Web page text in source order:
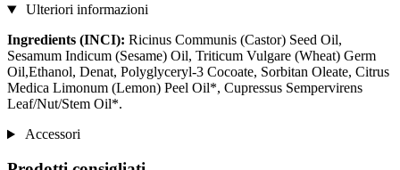
Ulteriori informazioni
Ingredients (INCI): Ricinus Communis (Castor) Seed Oil,
Sesamum Indicum (Sesame) Oil, Triticum Vulgare (Wheat) Germ
Oil,Ethanol, Denat, Polyglyceryl-3 Cocoate, Sorbitan Oleate, Citrus
Medica Limonum (Lemon) Peel Oil*, Cupressus Sempervirens
Leaf/Nut/Stem Oil*.
Accessori